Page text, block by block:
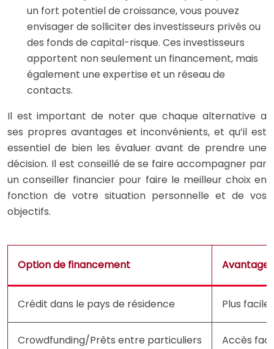
un fort potentiel de croissance, vous pouvez
envisager de solliciter des investisseurs privés ou
des fonds de capital-risque. Ces investisseurs
apportent non seulement un financement, mais
également une expertise et un réseau de
contacts.
Il est important de noter que chaque alternative a
ses propres avantages et inconvénients, et qu’il est
essentiel de bien les évaluer avant de prendre une
décision. Il est conseillé de se faire accompagner par
un conseiller financier pour faire le meilleur choix en
fonction de votre situation personnelle et de vos
objectifs.
Option de financement Avantages
Crédit dans le pays de résidence Plus
Crowdfunding/Prêts entre particuliers Accès